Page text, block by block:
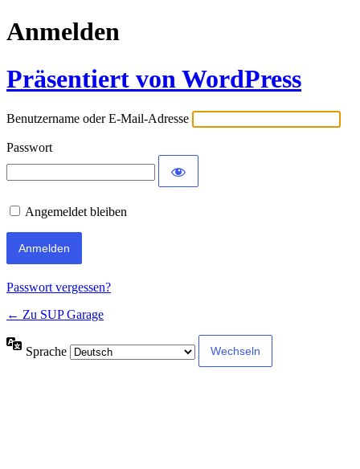
Anmelden
Präsentiert von WordPress
Benutzername oder E-Mail-Adresse
Passwort
Angemeldet bleiben
Passwort vergessen?
← Zu SUP Garage
Sprache